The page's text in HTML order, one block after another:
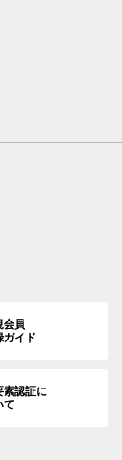
会員
ガイド
素認証に
て